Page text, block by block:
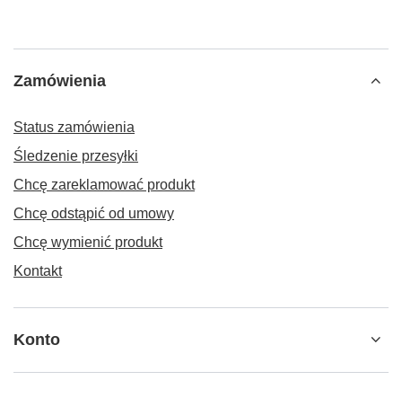
Zamówienia
Status zamówienia
Śledzenie przesyłki
Chcę zareklamować produkt
Chcę odstąpić od umowy
Chcę wymienić produkt
Kontakt
Konto